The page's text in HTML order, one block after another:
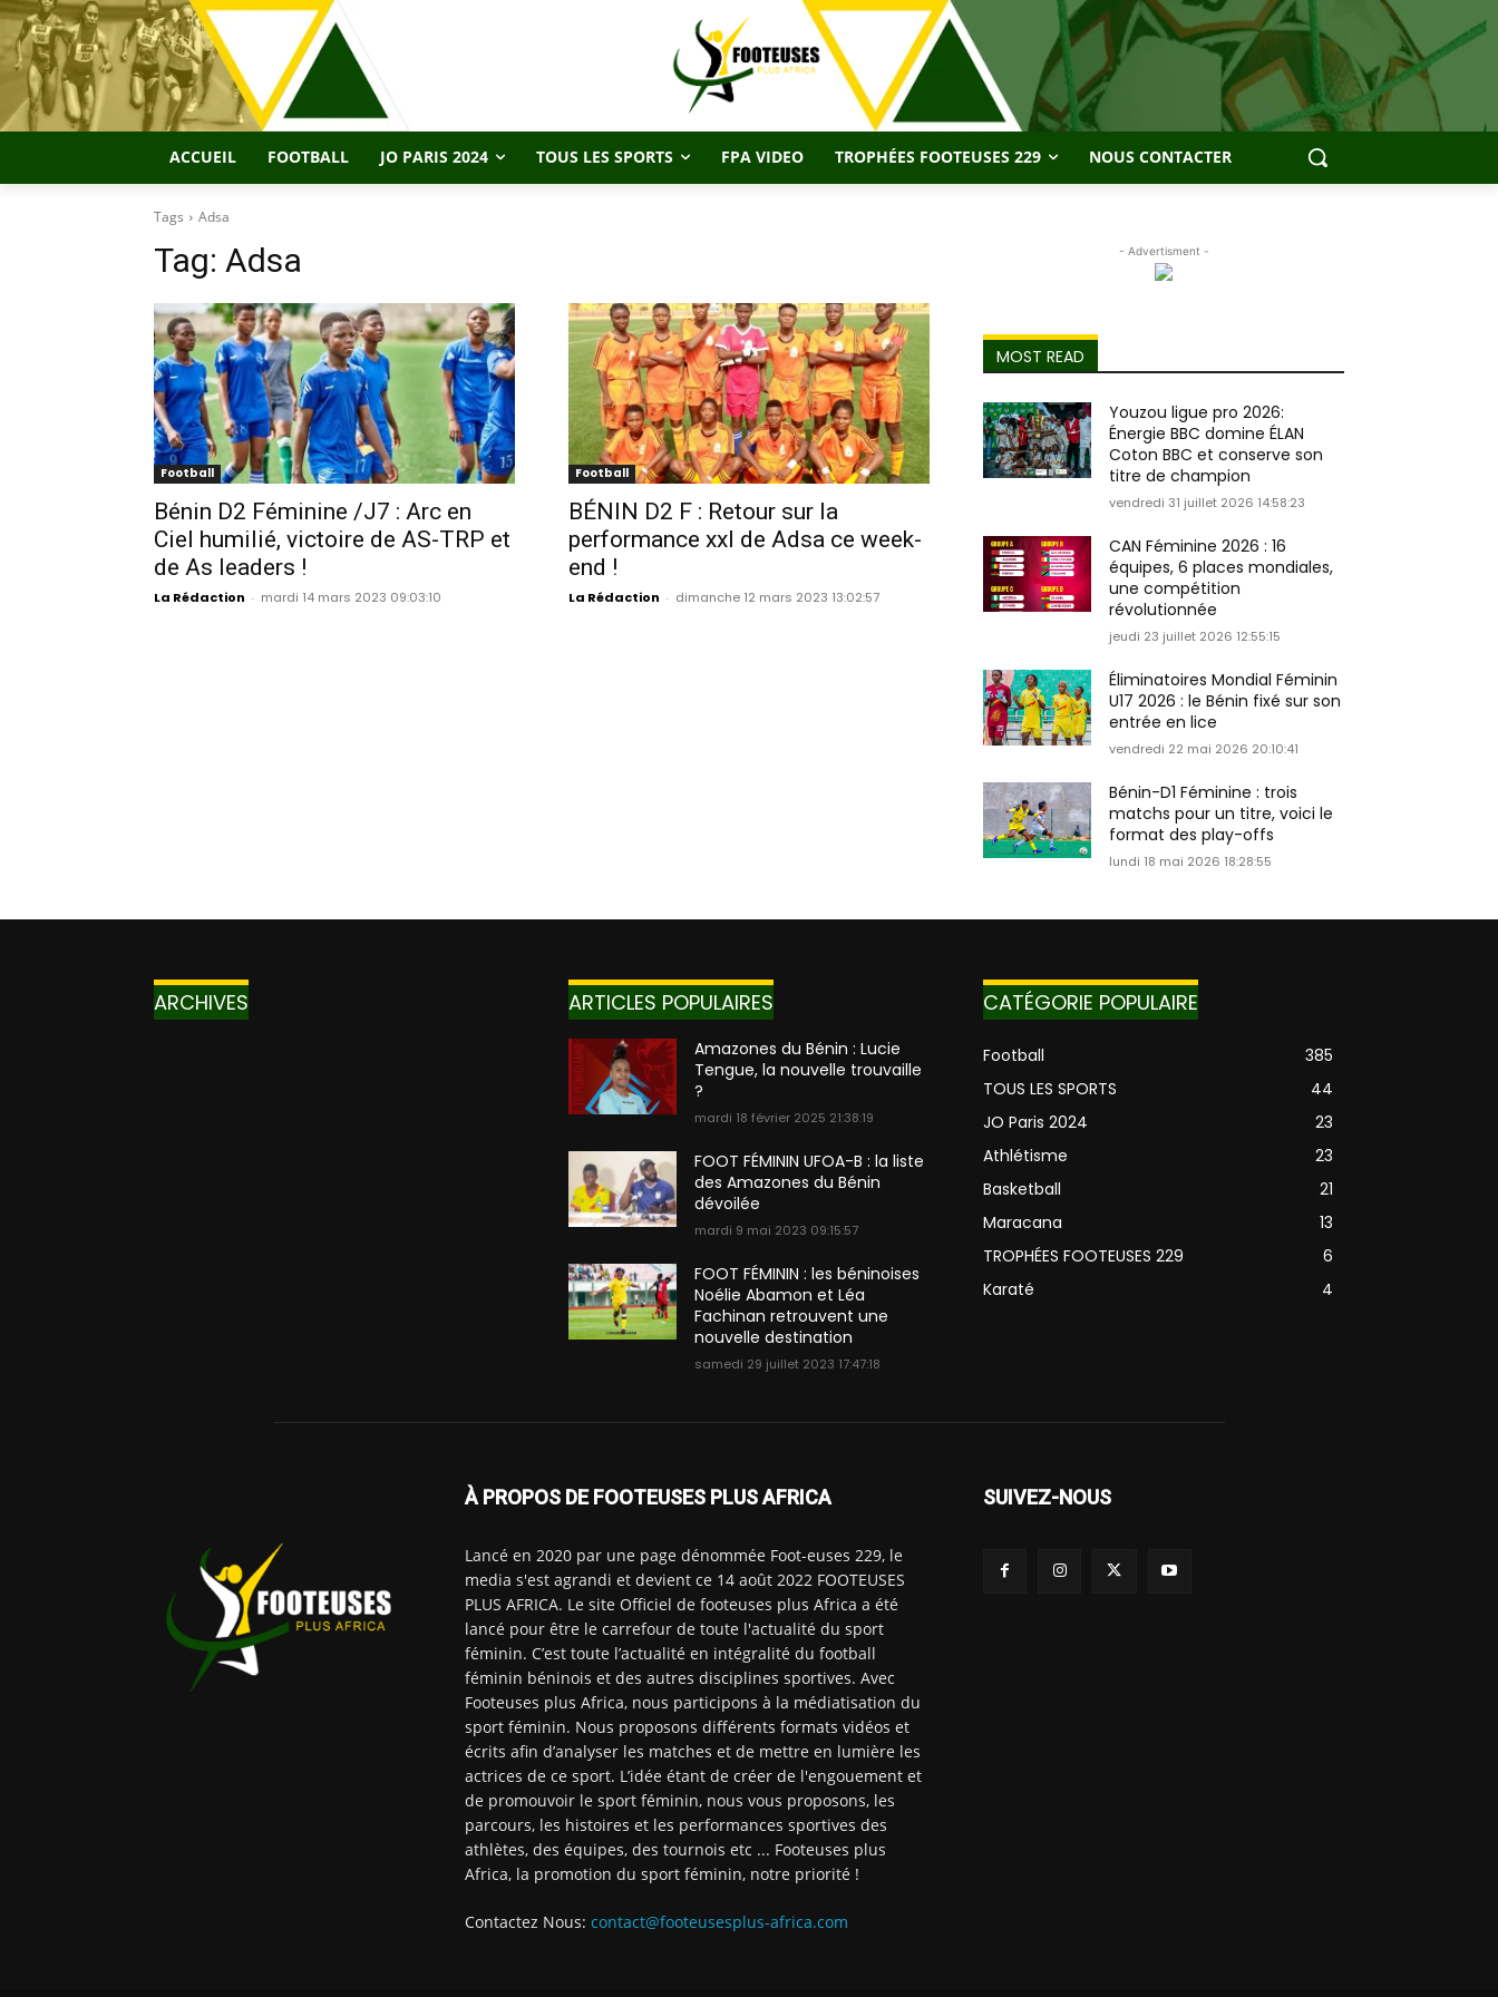
ACCUEIL FOOTBALL JO PARIS 2024 TOUS LES SPORTS FPA VIDEO TROPHÉES FOOTEUSES 229 NOUS CONTACTER
Tags Adsa
Tag: Adsa
Football
Bénin D2 Féminine /J7 : Arc en
Ciel humilié, victoire de AS-TRP et
de As leaders !
La Rédaction - mardi 14 mars 2023 09:03:10
Football
BÉNIN D2 F : Retour sur la
performance xxl de Adsa ce week-
end !
La Rédaction - dimanche 12 mars 2023 13:02:57
- Advertisment -
MOST READ
Youzou ligue pro 2026:
Énergie BBC domine ÉLAN
Coton BBC et conserve son
titre de champion
vendredi 31 juillet 2026 14:58:23
CAN Féminine 2026 : 16
équipes, 6 places mondiales,
une compétition
révolutionnée
jeudi 23 juillet 2026 12:55:15
Éliminatoires Mondial Féminin
U17 2026 : le Bénin fixé sur son
entrée en lice
vendredi 22 mai 2026 20:10:41
Bénin-D1 Féminine : trois
matchs pour un titre, voici le
format des play-offs
lundi 18 mai 2026 18:28:55
ARCHIVES ARTICLES POPULAIRES
Amazones du Bénin : Lucie
Tengue, la nouvelle trouvaille
?
mardi 18 février 2025 21:38:19
FOOT FÉMININ UFOA-B : la liste
des Amazones du Bénin
dévoilée
mardi 9 mai 2023 09:15:57
FOOT FÉMININ : les béninoises
Noélie Abamon et Léa
Fachinan retrouvent une
nouvelle destination
samedi 29 juillet 2023 17:47:18
CATÉGORIE POPULAIRE
Football
385
TOUS LES SPORTS
44
JO Paris 2024
23
Athlétisme
23
Basketball
21
Maracana
13
TROPHÉES FOOTEUSES 229
6
Karaté
4
À PROPOS DE FOOTEUSES PLUS AFRICA
Lancé en 2020 par une page dénommée Foot-euses 229, le
media s'est agrandi et devient ce 14 août 2022 FOOTEUSES
PLUS AFRICA. Le site Officiel de footeuses plus Africa a été
lancé pour être le carrefour de toute l'actualité du sport
féminin. C’est toute l’actualité en intégralité du football
féminin béninois et des autres disciplines sportives. Avec
Footeuses plus Africa, nous participons à la médiatisation du
sport féminin. Nous proposons différents formats vidéos et
écrits afin d’analyser les matches et de mettre en lumière les
actrices de ce sport. L’idée étant de créer de l'engouement et
de promouvoir le sport féminin, nous vous proposons, les
parcours, les histoires et les performances sportives des
athlètes, des équipes, des tournois etc ... Footeuses plus
Africa, la promotion du sport féminin, notre priorité !
Contactez Nous: contact@footeusesplus-africa.com
SUIVEZ-NOUS